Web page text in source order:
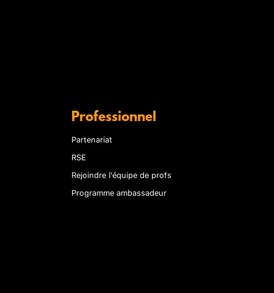
Professionnel
Partenariat
RSE
Rejoindre l'équipe de profs
Programme ambassadeur